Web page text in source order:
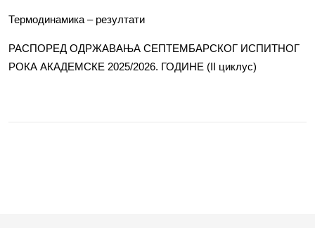
Термодинамика – резултати
РАСПОРЕД ОДРЖАВАЊА СЕПТЕМБАРСКОГ ИСПИТНОГ
РОКА АКАДЕМСКЕ 2025/2026. ГОДИНЕ (II циклус)